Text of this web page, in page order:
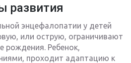
развития
энцефалопатии у детей
или острую, ограничивают
рождения. Ребенок,
проходит адаптацию к